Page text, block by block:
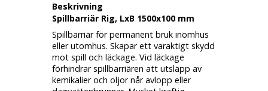
Beskrivning
Spillbarriär Rig, LxB 1500x100 mm
Spillbarriär för permanent bruk inomhus
eller utomhus. Skapar ett varaktigt skydd
mot spill och läckage. Vid läckage
förhindrar spillbarriären att utsläpp av
kemikalier och oljor når avlopp eller